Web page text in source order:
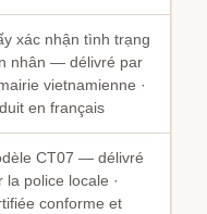
xác nhận tình trạng
nhân — délivré par
vietnamienne ·
en français
CT07 — délivré
la police locale ·
conforme et